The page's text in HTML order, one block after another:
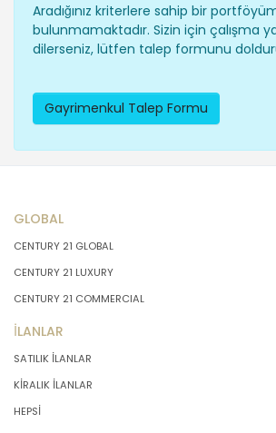
Aradığınız kriterlere sahip bir
bulunmamaktadır. Sizin için çalışma
dilerseniz, lütfen talep formunu
Gayrimenkul Talep Formu
GLOBAL
CENTURY 21 GLOBAL
CENTURY 21 LUXURY
CENTURY 21 COMMERCIAL
İLANLAR
SATILIK İLANLAR
KİRALIK İLANLAR
HEPSİ